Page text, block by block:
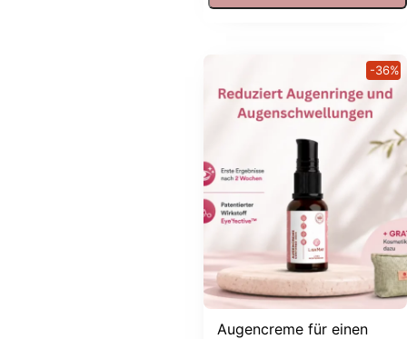
Augencreme für einen
-36%